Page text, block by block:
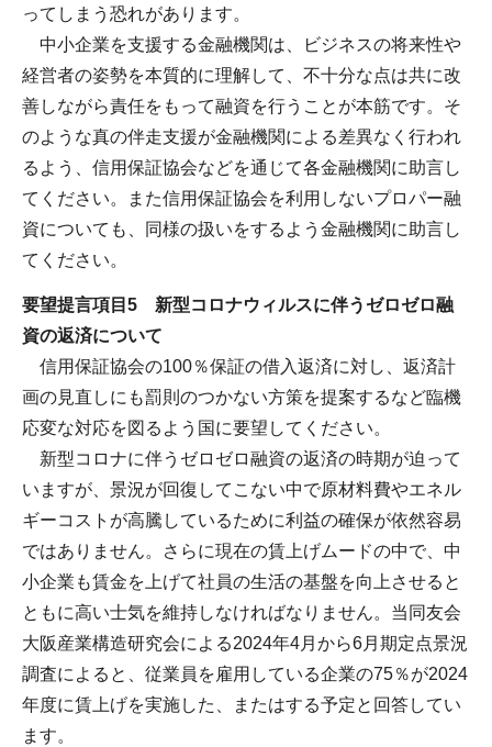
ってしまう恐れがあります。
中小企業を支援する金融機関は、ビジネスの将来性や
経営者の姿勢を本質的に理解して、不十分な点は共に改
善しながら責任をもって融資を行うことが本筋です。そ
のような真の伴走支援が金融機関による差異なく行われ
るよう、信用保証協会などを通じて各金融機関に助言し
てください。また信用保証協会を利用しないプロパー融
資についても、同様の扱いをするよう金融機関に助言し
てください。
要望提言項目5 新型コロナウィルスに伴うゼロゼロ融
資の返済について
信用保証協会の100％保証の借入返済に対し、返済計
画の見直しにも罰則のつかない方策を提案するなど臨機
応変な対応を図るよう国に要望してください。
新型コロナに伴うゼロゼロ融資の返済の時期が迫って
いますが、景況が回復してこない中で原材料費やエネル
ギーコストが高騰しているために利益の確保が依然容易
ではありません。さらに現在の賃上げムードの中で、中
小企業も賃金を上げて社員の生活の基盤を向上させると
ともに高い士気を維持しなければなりません。当同友会
大阪産業構造研究会による2024年4月から6月期定点景況
調査によると、従業員を雇用している企業の75％が2024
年度に賃上げを実施した、またはする予定と回答してい
ます。